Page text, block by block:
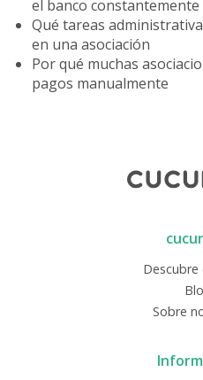
el banco constantemente
Qué tareas
en una asociación
Por qué muchas
pagos manualmente
Descubre
Sobre